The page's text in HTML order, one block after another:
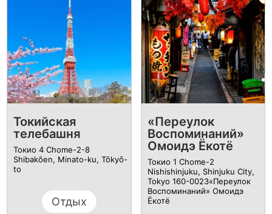
Токийская
телебашня
Токио 4 Chome-2-8
Shibakōen, Minato-ku, Tōkyō-
to
Отдых
«Переулок
Воспоминаний»
Омоидэ Ёкотё
Токио 1 Chome-2
Nishishinjuku, Shinjuku City,
Tokyo 160-0023«Переулок
Воспоминаний» Омоидэ
Ёкотё